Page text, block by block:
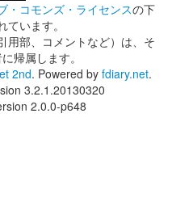
・コモンズ・ライセンスの下
ています。
用部、コメントなど）は、そ
帰属します。
2nd. Powered by fdiary.net.
3.2.1.20130320
2.0.0-p648